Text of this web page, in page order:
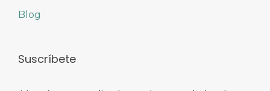
Blog
Suscríbete